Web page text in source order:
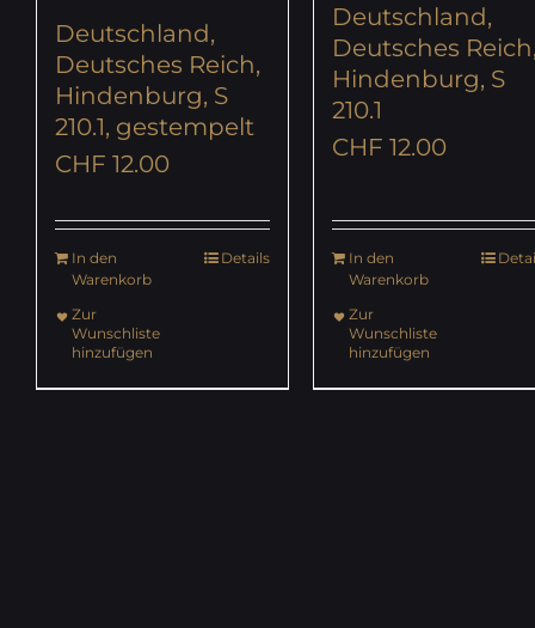
Deutschland,
Deutsches Reich,
Hindenburg, S
210.1, gestempelt
CHF 12.00
In den
Warenkorb
Details
Zur
Wunschliste
hinzufügen
Deutschland,
Deutsches
Hindenburg, S
210.1
CHF 12.00
In den
Warenkorb
Zur
Wunschliste
hinzufügen